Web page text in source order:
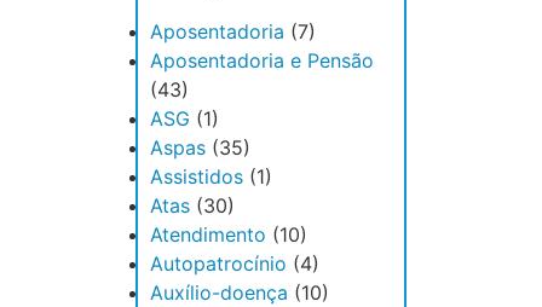
Aposentadoria (7)
Aposentadoria e Pensão
(43)
ASG (1)
Aspas (35)
Assistidos (1)
Atas (30)
Atendimento (10)
Autopatrocínio (4)
Auxílio-doença (10)